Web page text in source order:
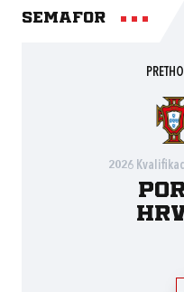
Semafor
2026